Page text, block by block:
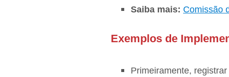
Saiba mais: Comissão
Exemplos de
Primeiramente,